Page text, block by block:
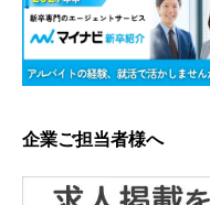
企業ご担当者様へ